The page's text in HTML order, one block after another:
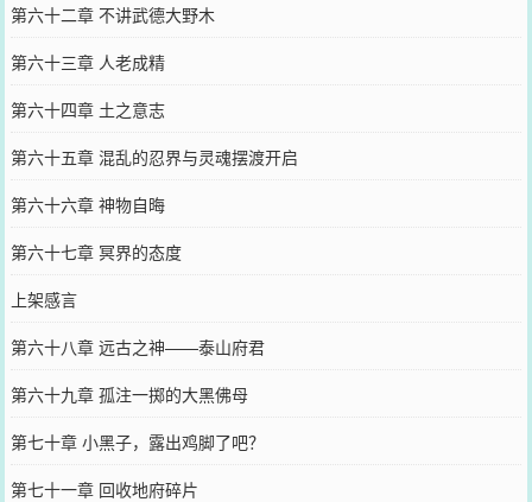
第六十二章 不讲武德大野木
第六十三章 人老成精
第六十四章 土之意志
第六十五章 混乱的忍界与灵魂摆渡开启
第六十六章 神物自晦
第六十七章 冥界的态度
上架感言
第六十八章 远古之神——泰山府君
第六十九章 孤注一掷的大黑佛母
第七十章 小黑子，露出鸡脚了吧？
第七十一章 回收地府碎片